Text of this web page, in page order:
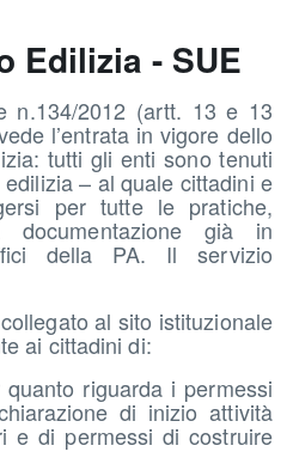
Edilizia - SUE
n.134/2012 (artt. 13 e 13
l’entrata in vigore dello
tutti gli enti sono tenuti
– al quale cittadini e
per tutte le pratiche,
già in
della PA. Il servizio
al sito istituzionale
ai cittadini di:
riguarda i permessi
di inizio attività
e di permessi di costruire